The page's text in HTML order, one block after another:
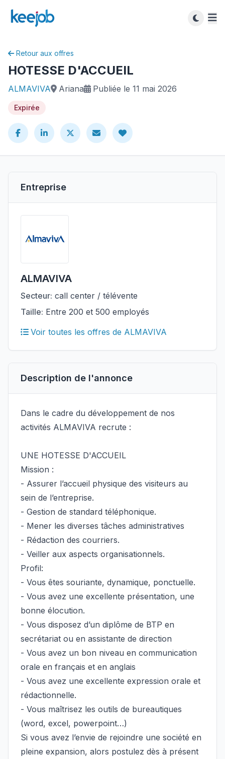
Retour aux offres
HOTESSE D'ACCUEIL
ALMAVIVA Ariana Publiée le 11 mai 2026
Expirée
Entreprise
ALMAVIVA
Secteur: call center / télévente
Taille: Entre 200 et 500 employés
Voir toutes les offres de ALMAVIVA
Description de l'annonce
Dans le cadre du développement de nos
activités ALMAVIVA recrute :
UNE HOTESSE D'ACCUEIL
Mission :
- Assurer l’accueil physique des visiteurs au
sein de l’entreprise.
- Gestion de standard téléphonique.
- Mener les diverses tâches administratives
- Rédaction des courriers.
- Veiller aux aspects organisationnels.
Profil:
- Vous êtes souriante, dynamique, ponctuelle.
- Vous avez une excellente présentation, une
bonne élocution.
- Vous disposez d’un diplôme de BTP en
secrétariat ou en assistante de direction
- Vous avez un bon niveau en communication
orale en français et en anglais
- Vous avez une excellente expression orale et
rédactionnelle.
- Vous maîtrisez les outils de bureautiques
(word, excel, powerpoint…)
Si vous avez l’envie de rejoindre une société en
pleine expansion, alors postulez dès à présent